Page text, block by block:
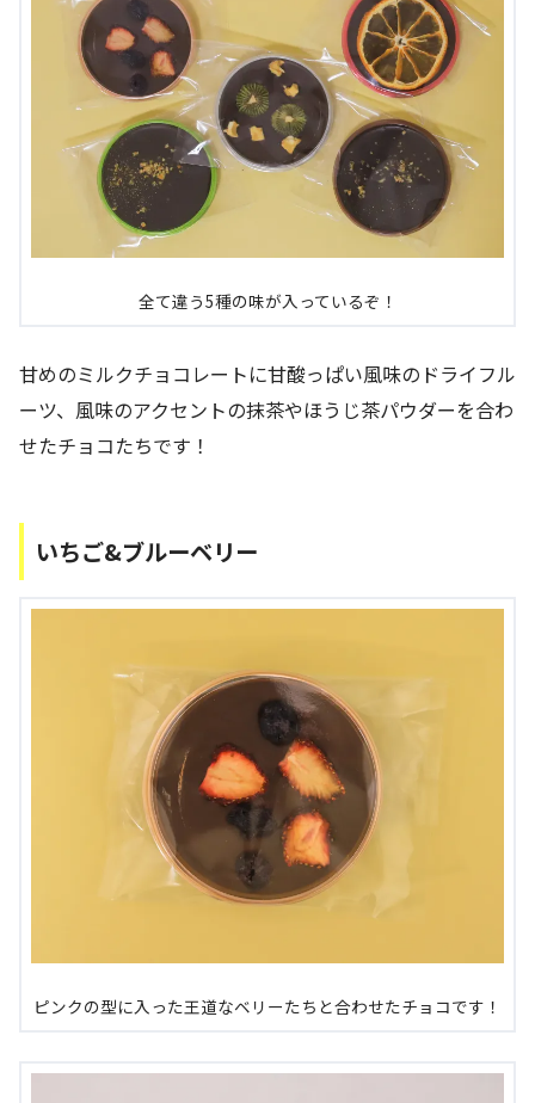
全て違う5種の味が入っているぞ！
甘めのミルクチョコレートに甘酸っぱい風味のドライフル
ーツ、風味のアクセントの抹茶やほうじ茶パウダーを合わ
せたチョコたちです！
いちご&ブルーベリー
ピンクの型に入った王道なベリーたちと合わせたチョコです！